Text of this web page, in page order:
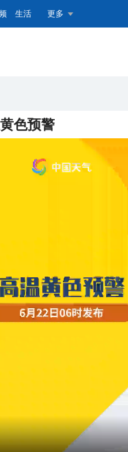
生活 更多
色预警